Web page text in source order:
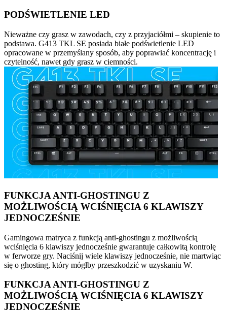
PODŚWIETLENIE LED
Nieważne czy grasz w zawodach, czy z przyjaciółmi – skupienie to
podstawa. G413 TKL SE posiada białe podświetlenie LED
opracowane w przemyślany sposób, aby poprawiać koncentrację i
czytelność, nawet gdy grasz w ciemności.
FUNKCJA ANTI-GHOSTINGU Z
MOŻLIWOŚCIĄ WCIŚNIĘCIA 6 KLAWISZY
JEDNOCZEŚNIE
Gamingowa matryca z funkcją anti-ghostingu z możliwością
wciśnięcia 6 klawiszy jednocześnie gwarantuje całkowitą kontrolę
w ferworze gry. Naciśnij wiele klawiszy jednocześnie, nie martwiąc
się o ghosting, który mógłby przeszkodzić w uzyskaniu W.
FUNKCJA ANTI-GHOSTINGU Z
MOŻLIWOŚCIĄ WCIŚNIĘCIA 6 KLAWISZY
JEDNOCZEŚNIE